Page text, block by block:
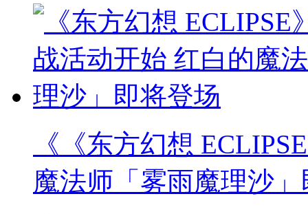
《《东方幻想
魔法师「雾雨魔理沙